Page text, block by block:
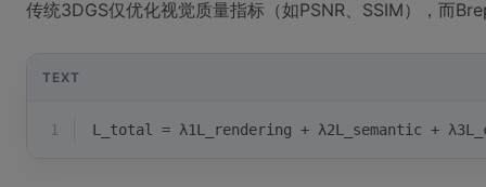
传统3DGS仅优化视觉质量指标（如PSNR、SSIM），而
TEXT
1 L_total = λ1L_rendering + λ2L_semantic +